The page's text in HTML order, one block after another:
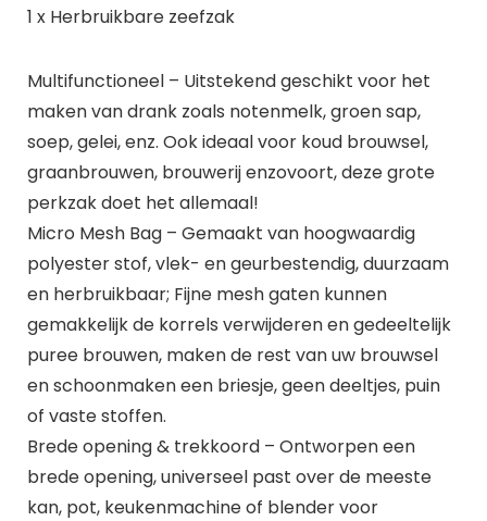
1 x Herbruikbare zeefzak
Multifunctioneel – Uitstekend geschikt voor het
maken van drank zoals notenmelk, groen sap,
soep, gelei, enz. Ook ideaal voor koud brouwsel,
graanbrouwen, brouwerij enzovoort, deze grote
perkzak doet het allemaal!
Micro Mesh Bag – Gemaakt van hoogwaardig
polyester stof, vlek- en geurbestendig, duurzaam
en herbruikbaar; Fijne mesh gaten kunnen
gemakkelijk de korrels verwijderen en gedeeltelijk
puree brouwen, maken de rest van uw brouwsel
en schoonmaken een briesje, geen deeltjes, puin
of vaste stoffen.
Brede opening & trekkoord – Ontworpen een
brede opening, universeel past over de meeste
kan, pot, keukenmachine of blender voor